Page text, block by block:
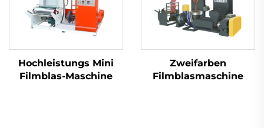
Hochleistungs Mini
Filmblas-Maschine
Zweifarben
Filmblasmaschine